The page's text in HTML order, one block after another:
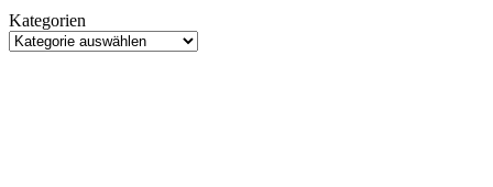
ab
September
Kategorien
Kategorien